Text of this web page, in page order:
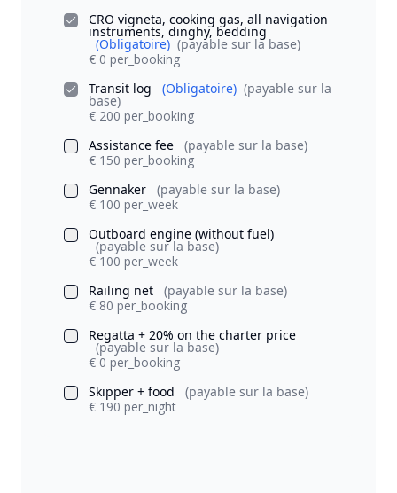
CRO vigneta, cooking gas, all navigation
instruments, dinghy, bedding
(Obligatoire) (payable sur la base)
€ 0 per_booking
Transit log
(Obligatoire) (payable sur la
base)
€ 200 per_booking
Assistance fee
(payable sur la base)
€ 150 per_booking
Gennaker
(payable sur la base)
€ 100 per_week
Outboard engine (without fuel)
(payable sur la base)
€ 100 per_week
Railing net
(payable sur la base)
€ 80 per_booking
Regatta + 20% on the charter price
(payable sur la base)
€ 0 per_booking
Skipper + food
(payable sur la base)
€ 190 per_night